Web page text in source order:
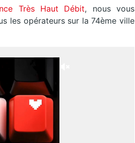
Très Haut Débit, nous vous
les opérateurs sur la 74ème ville